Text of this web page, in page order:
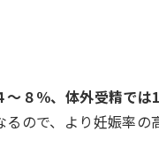
８％、体外受精では
ので、より妊娠率の